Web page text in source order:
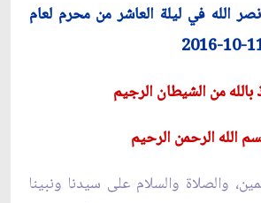
الله في ليلة العاشر من محرم لعام
بالله من الشيطان الرجيم
الله الرحمن الرحيم
والصلاة والسلام على سيدنا ونبينا